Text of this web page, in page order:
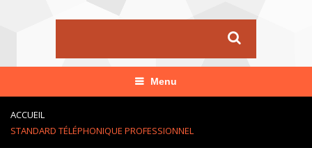
Menu
ACCUEIL
STANDARD TÉLÉPHONIQUE PROFESSIONNEL